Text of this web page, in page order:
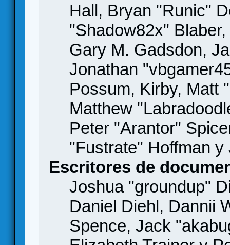
Hall, Bryan "Runic"
"Shadow82x"
Gary M. Gadsdon,
Jonathan
Possum, Kirby, Matt
Matthew
Peter "Arantor"
"Fustrate" Hoffman
Escritores de
Joshua "groundup"
Daniel Diehl, Dannii
Spence, Jack